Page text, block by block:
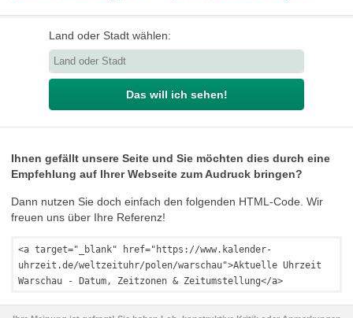
Land oder Stadt wählen:
Das will ich sehen!
Ihnen gefällt unsere Seite und Sie möchten dies durch eine
Empfehlung auf Ihrer Webseite zum Audruck bringen?
Dann nutzen Sie doch einfach den folgenden HTML-Code. Wir
freuen uns über Ihre Referenz!
<a target="_blank" href="https://www.kalender-
uhrzeit.de/weltzeituhr/polen/warschau">Aktuelle Uhrzeit
Warschau - Datum, Zeitzonen & Zeitumstellung</a>